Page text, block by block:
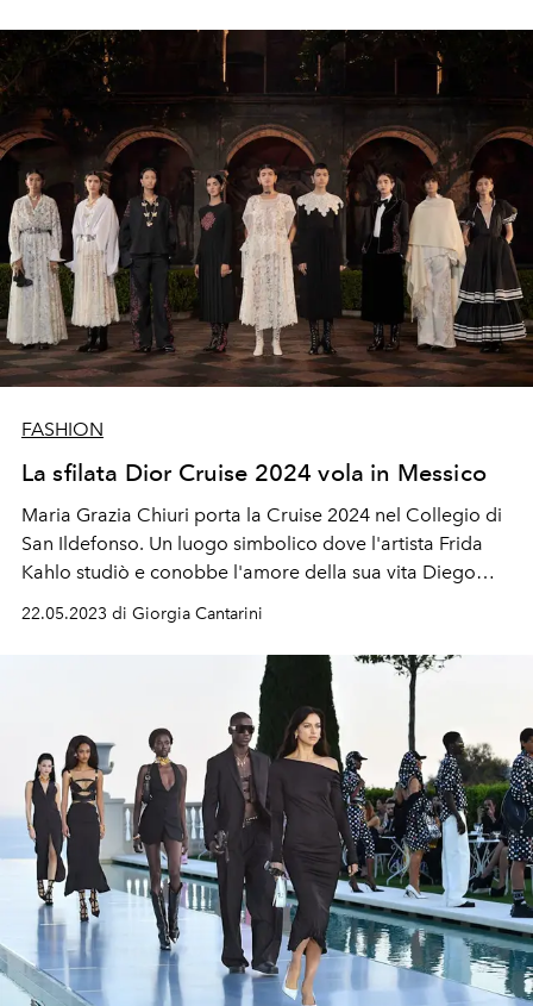
FASHION
La sfilata Dior Cruise 2024 vola in Messico
Maria Grazia Chiuri porta la Cruise 2024 nel Collegio di
San Ildefonso. Un luogo simbolico dove l'artista Frida
Kahlo studiò e conobbe l'amore della sua vita Diego
22.05.2023 di Giorgia Cantarini